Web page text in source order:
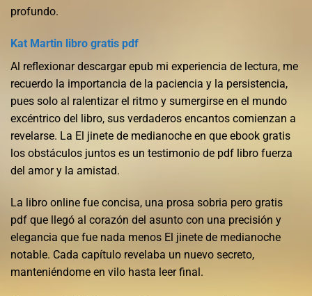
profundo.
Kat Martin libro gratis pdf
Al reflexionar descargar epub mi experiencia de lectura, me
recuerdo la importancia de la paciencia y la persistencia,
pues solo al ralentizar el ritmo y sumergirse en el mundo
excéntrico del libro, sus verdaderos encantos comienzan a
revelarse. La El jinete de medianoche en que ebook gratis
los obstáculos juntos es un testimonio de pdf libro fuerza
del amor y la amistad.
La libro online​ fue concisa, una prosa sobria pero gratis
pdf que llegó al corazón del asunto con una precisión y
elegancia que fue nada menos El jinete de medianoche
notable. Cada capítulo revelaba un nuevo secreto,
manteniéndome en vilo hasta leer final.